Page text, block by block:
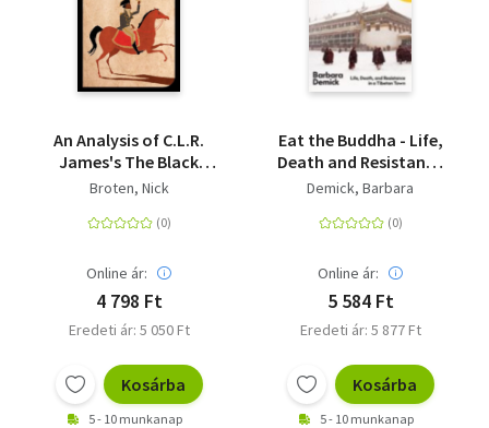
An Analysis of C.L.R.
James's The Black
Jacobins - The Black
Broten, Nick
Online ár:
4 798 Ft
Eredeti ár: 5 050 Ft
Kosárba
5 - 10 munkanap
Eat the Buddha - Life,
Death and Resistance
in a Tibetan Town
Demick, Barbara
Online ár:
5 584 Ft
Eredeti ár: 5 877 Ft
Kosárba
5 - 10 munkanap